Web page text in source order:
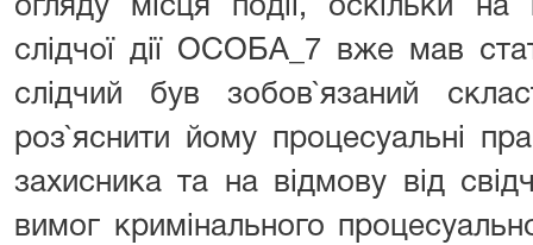
огляду місця події, оскільки
слідчої дії ОСОБА_7 вже мав
слідчий був зобов`язаний
роз`яснити йому процесуальні
захисника та на відмову від
вимог кримінального